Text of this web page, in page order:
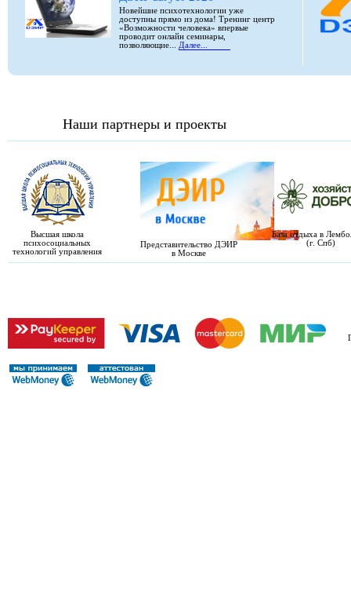
Новейшие психотехнологии уже
доступны прямо из дома! Тренинг центр
«Возможности человека» впервые
проводит онлайн семинары,
позволяющие... Далее...
Наши партнеры и проекты
Высшая школа
психосоциальных
технологий управления
Представительство ДЭИР
в Москве
База отдыха в
(г. Спб)